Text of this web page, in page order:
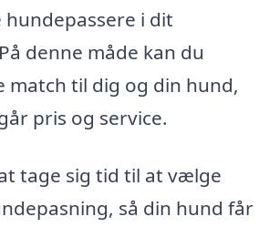
i dit
denne måde kan du
til dig og din hund,
pris og service.
tage sig tid til at vælge
så din hund får